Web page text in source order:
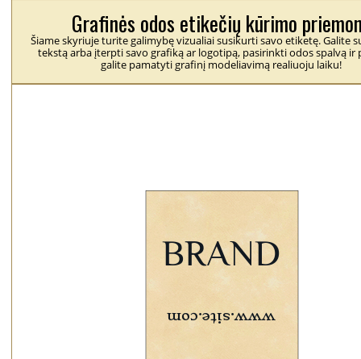
Grafinės odos etikečių kūrimo
Šiame skyriuje turite galimybę vizualiai susikurti savo etiketę. Galite
tekstą arba įterpti savo grafiką ar logotipą, pasirinkti odos spalvą ir
galite pamatyti grafinį modeliavimą realiuoju laiku!